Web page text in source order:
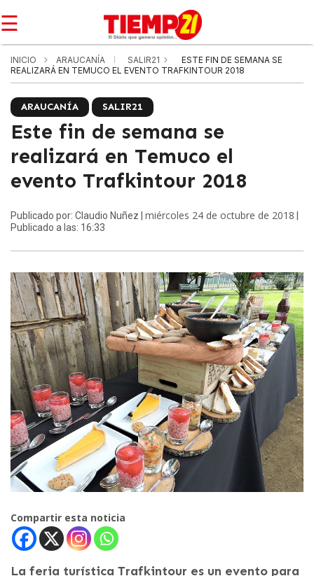
☰
INICIO ARAUCANÍA SALIR21
ESTE FIN DE SEMANA SE
REALIZARÁ EN TEMUCO EL EVENTO TRAFKINTOUR 2018
ARAUCANÍA SALIR21
Este fin de semana se
realizará en Temuco el
evento Trafkintour 2018
Publicado por: Claudio Nuñez | miércoles 24 de octubre de 2018
Publicado a las: 16:33
Compartir esta noticia
La feria turística Trafkintour es un evento para